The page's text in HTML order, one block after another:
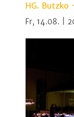
HG.
Fr, 14.08. |